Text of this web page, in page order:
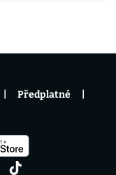
Předplatné